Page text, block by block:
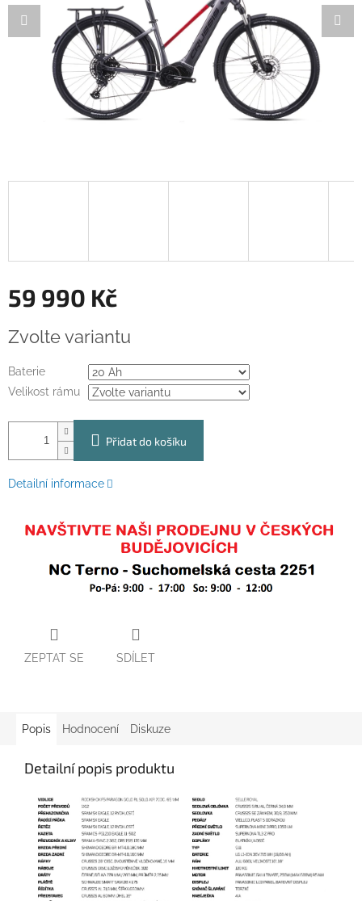
59 990 Kč
cena:
Zvolte variantu
Baterie
Velikost rámu
Přidat do košíku
Detailní informace
ZEPTAT SE SDÍLET
Popis Hodnocení Diskuze
Detailní popis produktu